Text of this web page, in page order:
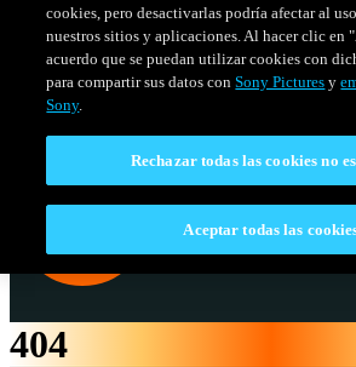
SERIESHORARIO
Venezuela
404
cookies, pero desactivarlas podría afectar al
nuestros sitios y aplicaciones. Al hacer clic en
acuerdo que se puedan utilizar cookies con
para compartir sus datos conSony Pictures y
Sony.
Rechazar todas las cookies no
Aceptar todas las